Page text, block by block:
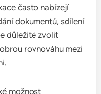
často nabízejí
dokumentů, sdílení
důležité zvolit
rovnováhu mezi
možnost